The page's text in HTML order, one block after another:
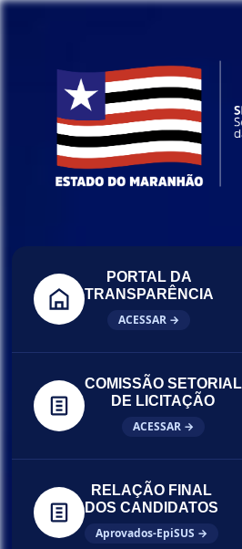
PORTAL DA
TRANSPARÊNCIA
ACESSAR →
COMISSÃO SETORIAL
DE LICITAÇÃO
ACESSAR →
RELAÇÃO FINAL
DOS CANDIDATOS
Aprovados-EpiSUS →